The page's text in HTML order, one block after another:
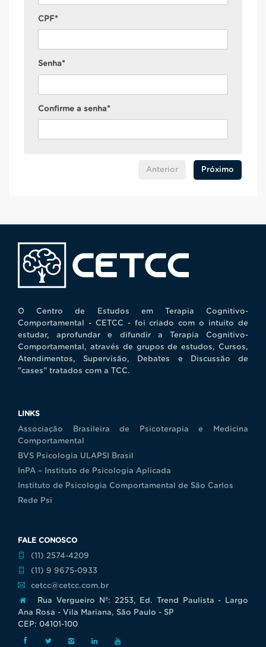
CPF*
Senha*
Confirme a senha*
Anterior Próximo
O Centro de Estudos em Terapia Cognitivo-
Comportamental - CETCC - foi criado com o intuito de
estudar, aprofundar e difundir a Terapia Cognitivo-
Comportamental, através de grupos de estudos, Cursos,
Atendimentos, Supervisão, Debates e Discussão de
"cases" tratados com a TCC.
LINKS
Associação Brasileira de Psicoterapia e Medicina
Comportamental
BVS Psicologia ULAPSI Brasil
InPA – Instituto de Psicologia Aplicada
Instituto de Psicologia Comportamental de São Carlos
Rede Psi
FALE CONOSCO
(11) 2574-4209
(11) 9 9675-0933
cetcc@cetcc.com.br
Rua Vergueiro Nª: 2253, Ed. Trend Paulista - Largo
Ana Rosa - Vila Mariana, São Paulo - SP
CEP: 04101-100